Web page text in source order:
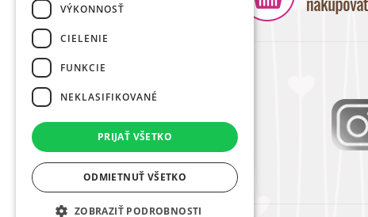
VÝKONNOSŤ
CIELENIE
FUNKCIE
NEKLASIFIKOVANÉ
PRIJAŤ VŠETKO
ODMIETNUŤ VŠETKO
ZOBRAZIŤ PODROBNOSTI